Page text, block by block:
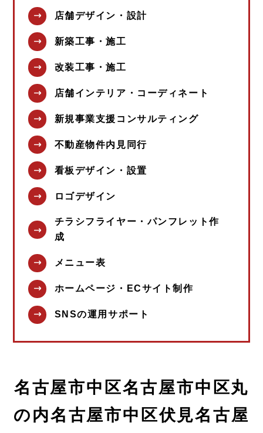
店舗デザイン・設計
新築工事・施工
改装工事・施工
店舗インテリア・コーディネート
新規事業支援コンサルティング
不動産物件内見同行
看板デザイン・設置
ロゴデザイン
チラシフライヤー・パンフレット作
成
メニュー表
ホームページ・ECサイト制作
SNSの運用サポート
名古屋市中区名古屋市中区丸
の内名古屋市中区伏見名古屋